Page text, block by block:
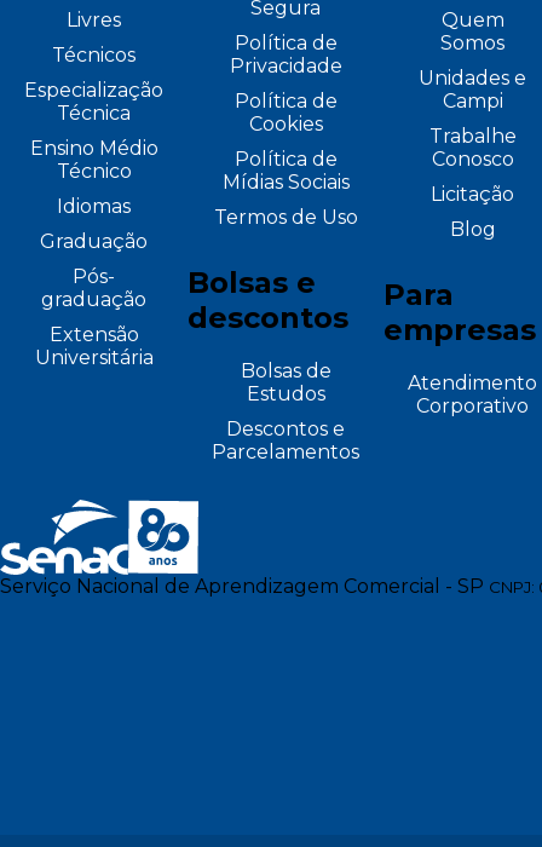
Livres
Técnicos
Especialização
Técnica
Ensino Médio
Técnico
Idiomas
Graduação
Pós-
graduação
Extensão
Universitária
Segura
Política de
Privacidade
Política de
Cookies
Política de
Mídias Sociais
Termos de Uso
Bolsas e
descontos
Bolsas de
Estudos
Descontos e
Parcelamentos
Quem
Somos
Unidades e
Campi
Trabalhe
Conosco
Licitação
Blog
Para
empresas
Atendimento
Corporativo
Serviço Nacional de Aprendizagem Comercial - SP